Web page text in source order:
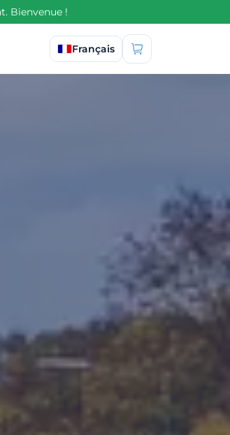
Bienvenue !
Sélectionner la langue
Français